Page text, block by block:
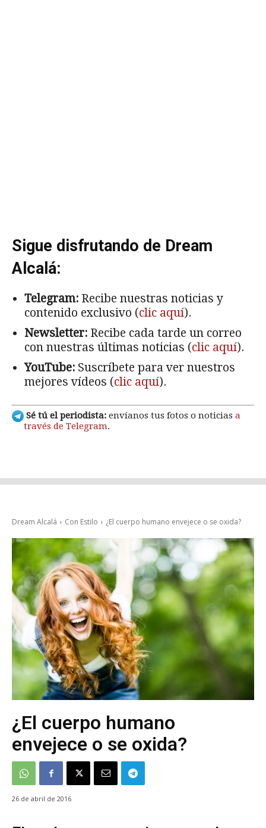
Sigue disfrutando de Dream
Alcalá:
Telegram: Recibe nuestras noticias y
contenido exclusivo (clic aquí).
Newsletter: Recibe cada tarde un correo
con nuestras últimas noticias (clic aquí).
YouTube: Suscríbete para ver nuestros
mejores vídeos (clic aquí).
Sé tú el periodista: envíanos tus fotos o noticias a
través de Telegram.